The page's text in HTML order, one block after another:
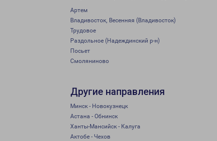
Артем
Владивосток, Весенняя (Владивосток)
Трудовое
Раздольное (Надеждинский р-н)
Посьет
Смоляниново
Другие направления
Минск - Новокузнецк
Астана - Обнинск
Ханты-Мансийск - Калуга
Актобе - Чехов